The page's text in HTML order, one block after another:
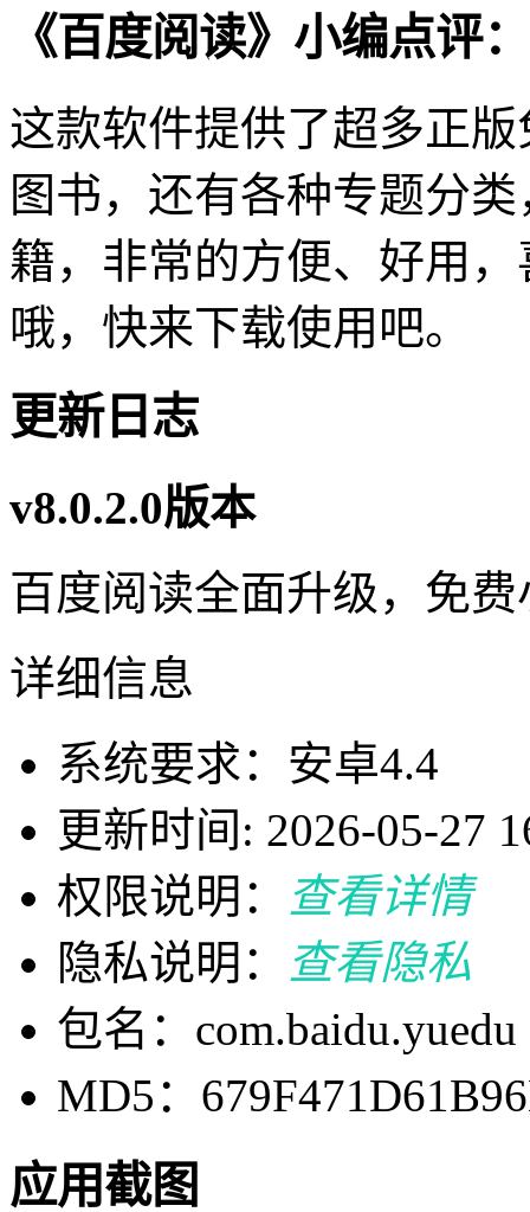
《百度阅读》小编点评：
这款软件提供了超多正
图书，还有各种专题分
籍，非常的方便、好用
哦，快来下载使用吧。
更新日志
v8.0.2.0版本
百度阅读全面升级，免
详细信息
系统要求：安卓4.4
更新时间: 2026-05-27
权限说明：
查看详情
隐私说明：
查看隐私
包名：com.baidu.yuedu
MD5：
应用截图